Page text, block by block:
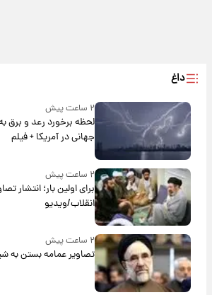
داغ
۲ ساعت پیش
لحظه برخورد رعد و برق
جهانی در آمریکا + فیلم
۲ ساعت پیش
برای اولین بار؛ انتشار
انقلاب/ویدیو
۲ ساعت پیش
تصاویر عمامه بستن به